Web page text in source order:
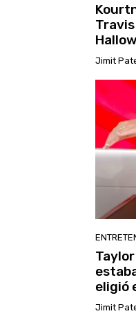
Jimit
eligió
Jimit